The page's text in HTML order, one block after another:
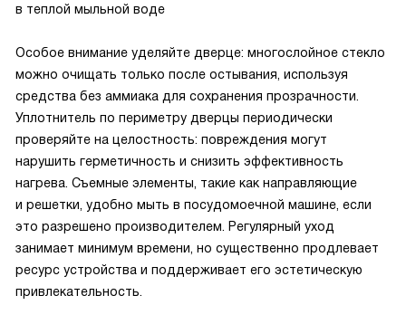
в теплой мыльной воде
Особое внимание уделяйте дверце: многослойное стекло
можно очищать только после остывания, используя
средства без аммиака для сохранения прозрачности.
Уплотнитель по периметру дверцы периодически
проверяйте на целостность: повреждения могут
нарушить герметичность и снизить эффективность
нагрева. Съемные элементы, такие как направляющие
и решетки, удобно мыть в посудомоечной машине, если
это разрешено производителем. Регулярный уход
занимает минимум времени, но существенно продлевает
ресурс устройства и поддерживает его эстетическую
привлекательность.